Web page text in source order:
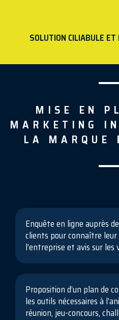
SOLUTION CILIABULE
MISE EN
MARKETING
LA MARQUE
Enquête en ligne auprès
clients pour connaître
l’entreprise et avis sur les
Proposition d’un plan de
les outils nécessaires à
réunion, jeu-concours,